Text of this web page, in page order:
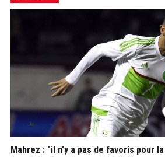
Mahrez : "il n’y a pas de favoris pour